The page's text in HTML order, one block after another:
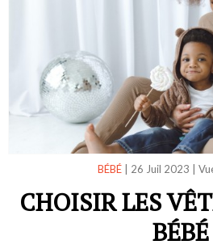
BÉBÉ 26 Juil 2023
CHOISIR LES
BÉBÉ